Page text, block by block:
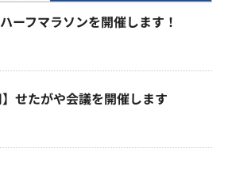
ーフマラソンを開催します！
】せたがや会議を開催します